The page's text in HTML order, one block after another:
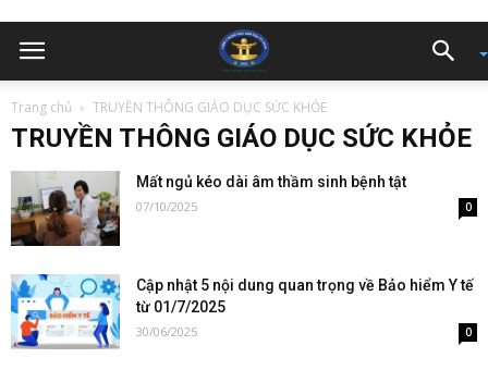
Trang chủ TRUYỀN THÔNG GIÁO DỤC SỨC KHỎE
TRUYỀN THÔNG GIÁO DỤC SỨC KHỎE
Mất ngủ kéo dài âm thầm sinh bệnh tật
07/10/2025 0
Cập nhật 5 nội dung quan trọng về Bảo hiểm Y tế
từ 01/7/2025
30/06/2025 0